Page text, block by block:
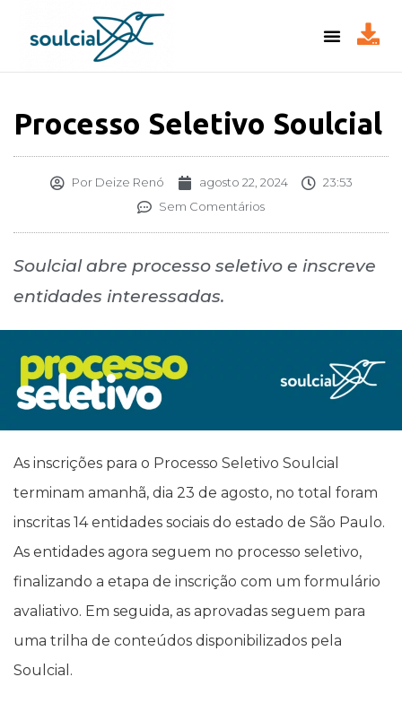
Processo Seletivo Soulcial
PorDeize Renó agosto 22, 2024
23:53
Sem Comentários
Soulcial abre processo seletivo e inscreve
entidades interessadas.
As inscrições para o Processo Seletivo Soulcial
terminam amanhã, dia 23 de agosto, no total foram
inscritas 14 entidades sociais do estado de São Paulo.
As entidades agora seguem no processo seletivo,
finalizando a etapa de inscrição com um formulário
avaliativo. Em seguida, as aprovadas seguem para
uma trilha de conteúdos disponibilizados pela
Soulcial.